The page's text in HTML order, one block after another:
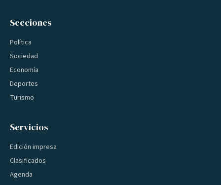
Secciones
Política
Sociedad
Economía
Deportes
Turismo
Servicios
Edición impresa
Clasificados
Agenda